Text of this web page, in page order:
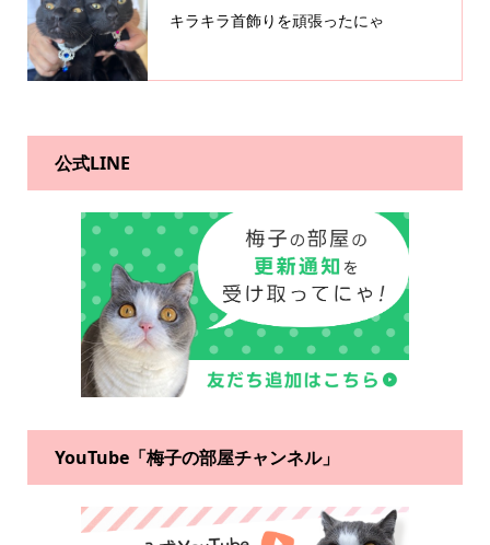
キラキラ首飾りを頑張ったにゃ
公式LINE
YouTube「梅子の部屋チャンネル」